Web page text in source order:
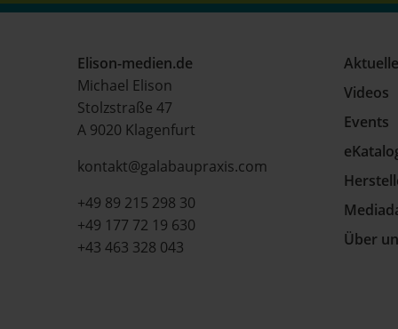
Elison-medien.de
Michael Elison
Stolzstraße 47
A 9020 Klagenfurt
kontakt@galabaupraxis.com
+49 89 215 298 30
+49 177 72 19 630
+43 463 328 043
Videos
Events
Über